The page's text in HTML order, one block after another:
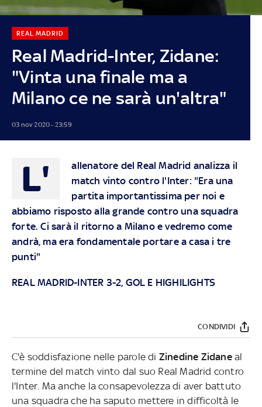
Real Madrid-Inter, Zidane:
"Vinta una finale ma a
Milano ce ne sarà un'altra"
REAL MADRID
03 nov 2020 - 23:59
L'
allenatore del Real Madrid analizza il
match vinto contro l'Inter: "Era una
partita importantissima per noi e
abbiamo risposto alla grande contro una squadra
forte. Ci sarà il ritorno a Milano e vedremo come
andrà, ma era fondamentale portare a casa i tre
punti"
REAL MADRID-INTER 3-2, GOL E HIGHILIGHTS
CONDIVIDI
C'è soddisfazione nelle parole di Zinedine Zidaneal
termine del match vinto dal suo Real Madrid contro
l'Inter. Ma anche la consapevolezza di aver battuto
una squadra che ha saputo mettere in difficoltà le